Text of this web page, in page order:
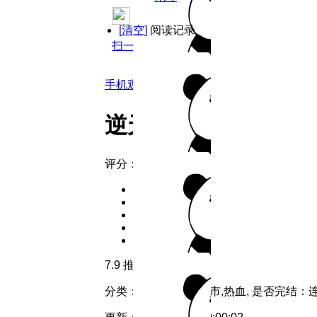
[清空] 阅读记录
扫一扫用手机观看
手机观看
逆天狂人
评分：
7.9 推荐
分类： 类型：都市,热血, 是否完结：